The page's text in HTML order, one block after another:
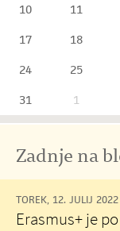
10
11
17
18
24
25
31
1
Zadnje na
TOREK, 12. JULIJ 2022
Erasmus+ je